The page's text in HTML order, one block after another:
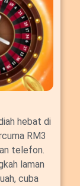
hebat di
RM3
telefon.
laman
cuba